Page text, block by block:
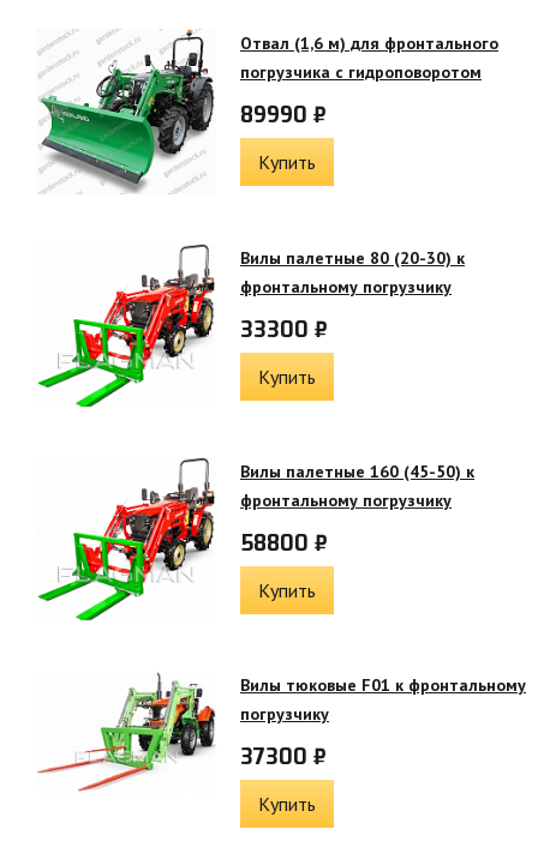
Отвал (1,6 м) для фронтального
погрузчика с гидроповоротом
89990 ₽
Купить
Вилы палетные 80 (20-30) к
фронтальному погрузчику
33300 ₽
Купить
Вилы палетные 160 (45-50) к
фронтальному погрузчику
58800 ₽
Купить
Вилы тюковые F01 к фронтальному
погрузчику
37300 ₽
Купить